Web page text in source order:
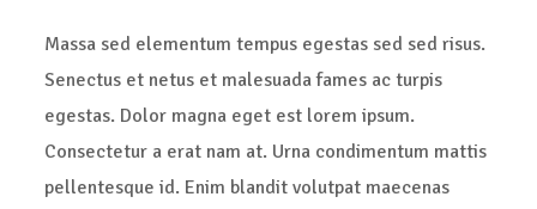
Massa sed elementum tempus egestas sed sed risus.
Senectus et netus et malesuada fames ac turpis
egestas. Dolor magna eget est lorem ipsum.
Consectetur a erat nam at. Urna condimentum mattis
pellentesque id. Enim blandit volutpat maecenas